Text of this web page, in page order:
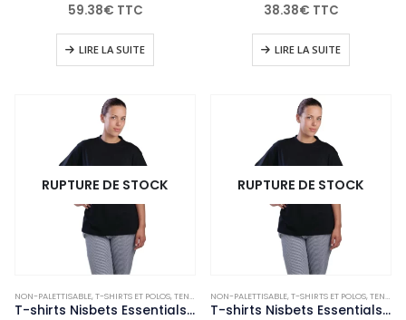
59.38€ TTC
LIRE LA SUITE
38.38€ TTC
LIRE LA SUITE
RUPTURE DE STOCK
NON-PALETTISABLE,T-SHIRTS ET POLOS,TENUES DE CUISINE ,VÊTEMENTS ET CHAUSSURES
T-shirts Nisbets Essentials noirs S (lot de 2)
RUPTURE DE STOCK
NON-PALETTISABLE,T-SHIRTS ET POLOS,TENUES DE CUISINE
T-shirts Nisbets Essentials noirs M (lot de 2)